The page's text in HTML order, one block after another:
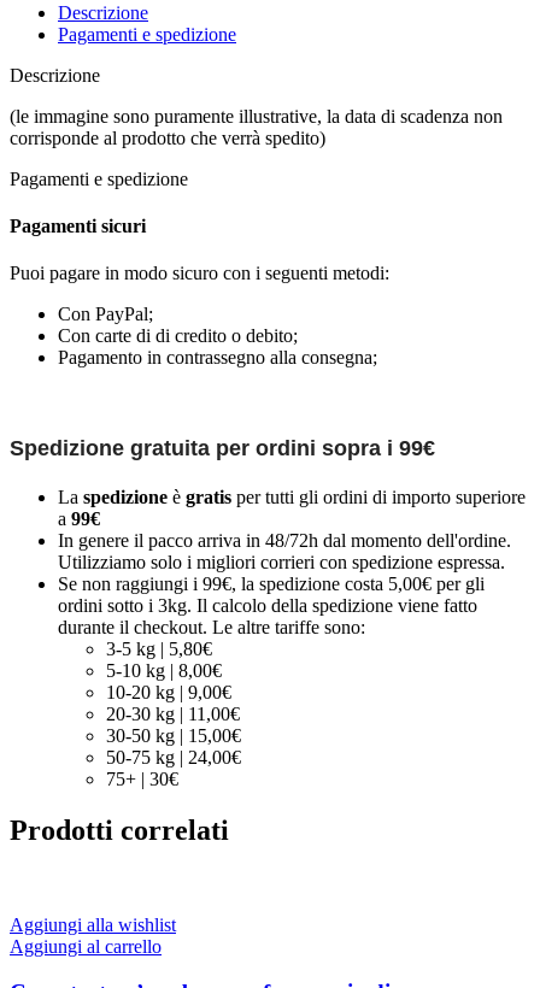
Descrizione
Pagamenti e spedizione
Descrizione
(le immagine sono puramente illustrative, la data di scadenza non
corrisponde al prodotto che verrà spedito)
Pagamenti e spedizione
Pagamenti sicuri
Puoi pagare in modo sicuro con i seguenti metodi:
Con PayPal;
Con carte di di credito o debito;
Pagamento in contrassegno alla consegna;
Spedizione gratuita per ordini sopra i 99€
La spedizione è gratis per tutti gli ordini di importo superiore
a 99€
In genere il pacco arriva in 48/72h dal momento dell'ordine.
Utilizziamo solo i migliori corrieri con spedizione espressa.
Se non raggiungi i 99€, la spedizione costa 5,00€ per gli
ordini sotto i 3kg. Il calcolo della spedizione viene fatto
durante il checkout. Le altre tariffe sono:
3-5 kg | 5,80€
5-10 kg | 8,00€
10-20 kg | 9,00€
20-30 kg | 11,00€
30-50 kg | 15,00€
50-75 kg | 24,00€
75+ | 30€
Prodotti correlati
Aggiungi alla wishlist
Aggiungi al carrello